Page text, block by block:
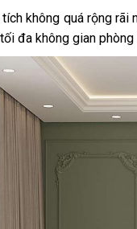
không quá rộng
đa không gian